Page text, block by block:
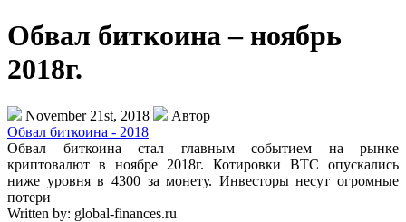
Обвал биткоина – ноябрь
2018г.
November 21st, 2018
Автор
Обвал биткоина - 2018
Обвал биткоина стал главным событием на рынке
криптовалют в ноябре 2018г. Котировки BTC опускались
ниже уровня в 4300 за монету. Инвесторы несут огромные
потери
Written by: global-finances.ru